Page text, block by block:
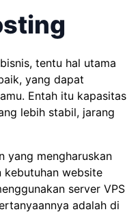
tentu hal utama
yang dapat
Entah itu kapasitas
lebih stabil, jarang
yang mengharuskan
kebutuhan website
server VPS
adalah di